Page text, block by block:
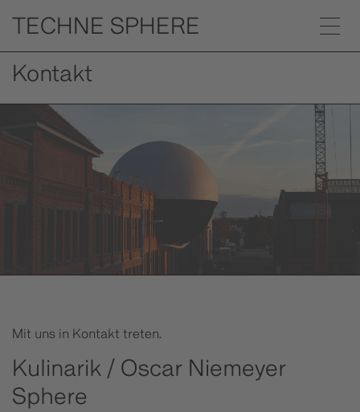
Kontakt
Mit uns in Kontakt treten.
Kulinarik / Oscar Niemeyer
Sphere